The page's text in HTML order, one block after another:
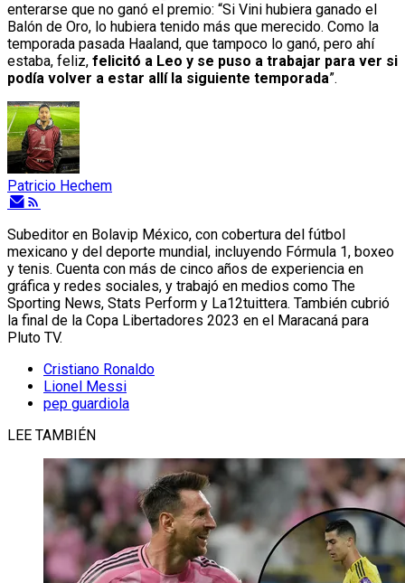
enterarse que no ganó el premio: “Si Vini hubiera ganado el
Balón de Oro, lo hubiera tenido más que merecido. Como la
temporada pasada Haaland, que tampoco lo ganó, pero ahí
estaba, feliz, felicitó a Leo y se puso a trabajar para ver si
podía volver a estar allí la siguiente temporada”.
Patricio Hechem
Subeditor en Bolavip México, con cobertura del fútbol
mexicano y del deporte mundial, incluyendo Fórmula 1, boxeo
y tenis. Cuenta con más de cinco años de experiencia en
gráfica y redes sociales, y trabajó en medios como The
Sporting News, Stats Perform y La12tuittera. También cubrió
la final de la Copa Libertadores 2023 en el Maracaná para
Pluto TV.
Cristiano Ronaldo
Lionel Messi
pep guardiola
LEE TAMBIÉN